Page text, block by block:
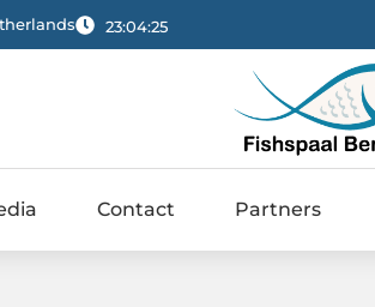
23:04:26
Contact Partners